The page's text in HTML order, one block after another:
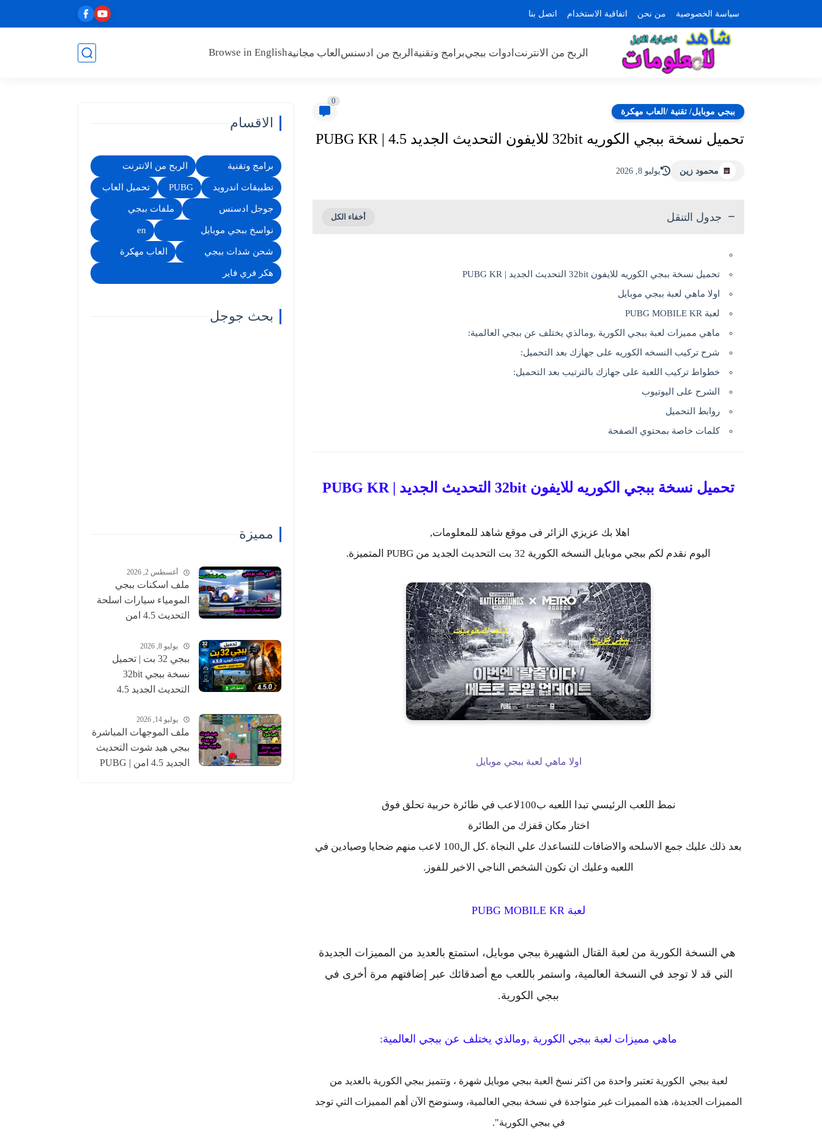
سياسة الخصوصية من نحن اتفاقية الاستخدام اتصل بنا
الربح من الانترنت ادوات ببجيبرامج وتقنية الربح من ادسنس العاب مجانيةBrowse in English
ببجي موبايل/ تقنية /العاب مهكرة
0
تحميل نسخة ببجي الكوريه 32bit للايفون التحديث الجديد 4.5 | ‏PUBG KR
محمود زين يوليو 8, 2026
جدول التنقل
تحميل نسخة ببجي الكوريه للايفون 32bit التحديث الجديد | ‏PUBG KR
اولا ماهي لعبة ببجي موبايل
لعبة PUBG MOBILE KR
ماهي مميزات لعبة ببجي الكورية ,ومالذي يختلف عن ببجي العالمية:
شرح تركيب النسخه الكوريه على جهازك بعد التحميل:
خطواط تركيب اللعبة على جهازك بالترتيب بعد التحميل:
الشرح على اليوتيوب
روابط التحميل
كلمات خاصة بمحتوي الصفحة
تحميل نسخة ببجي الكوريه للايفون 32bit التحديث الجديد | ‏PUBG KR
اهلا بك عزيزي الزائر فى موقع شاهد للمعلومات,
اليوم نقدم لكم ببجي موبايل النسخه الكورية 32 بت التحديث الجديد من PUBG المتميزة.
اولا ماهي لعبة ببجي موبايل
نمط اللعب الرئيسي تبدا اللعبه ب100لاعب في طائرة حربية تحلق فوق
اختار مكان قفزك من الطائرة
بعد ذلك عليك جمع الاسلحه والاضافات للتساعدك علي النجاة .كل ال100 لاعب منهم ضحايا وصيادين في
اللعبه وعليك ان تكون الشخص الناجي الاخير للفوز.
لعبة PUBG MOBILE KR
هي النسخة الكورية من لعبة القتال الشهيرة ببجي موبايل، استمتع بالعديد من المميزات الجديدة
التي قد لا توجد في النسخة العالمية، واستمر باللعب مع أصدقائك عبر إضافتهم مرة أخرى في
ببجي الكورية.
ماهي مميزات لعبة ببجي الكورية ,ومالذي يختلف عن ببجي العالمية:
لعبة ببجي الكورية تعتبر واحدة من اكثر نسخ العبة ببجي موبايل شهرة ، وتتميز ببجي الكورية بالعديد من
المميزات الجديدة، هذه المميزات غير متواجدة في نسخة ببجي العالمية، وسنوضح الآن أهم المميزات التي توجد
في ببجي الكورية".
الاقسام
برامج وتقنية الربح من الانترنت
تطبيقات اندرويد PUBG تحميل العاب
جوجل ادسنس ملفات ببجي
نواسخ ببجي موبايل en
شحن شدات ببجي العاب مهكرة
هكر فري فاير
بحث جوجل
مميزة
أغسطس 2, 2026
ملف اسكنات ببجي
المومياء سيارات اسلحة
التحديث 4.5 امن
pubgskins
يوليو 8, 2026
ببجي 32 بت | تحميل
نسخة ببجي 32bit
التحديث الجديد 4.5
يوليو 14, 2026
ملف الموجهات المباشرة
ببجي هيد شوت التحديث
الجديد 4.5 امن | PUBG